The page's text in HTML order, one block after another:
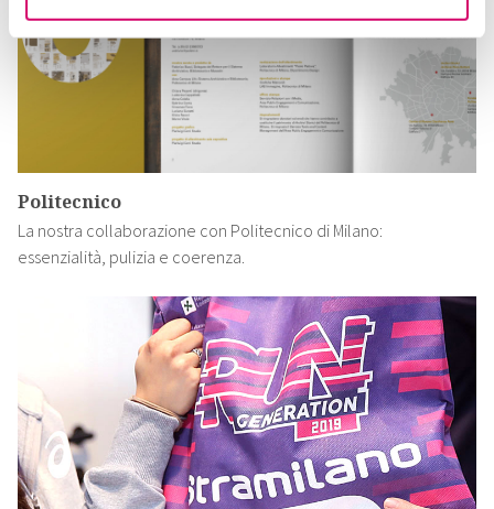
Politecnico
La nostra collaborazione con Politecnico di Milano:
essenzialità, pulizia e coerenza.